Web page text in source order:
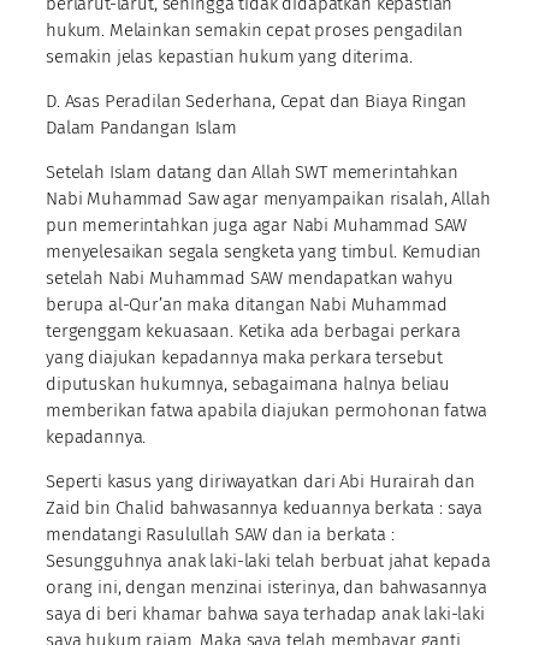
hukum. Melainkan semakin cepat proses pengadilan
semakin jelas kepastian hukum yang diterima.
D. Asas Peradilan Sederhana, Cepat dan Biaya Ringan
Dalam Pandangan Islam
Setelah Islam datang dan Allah SWT memerintahkan
Nabi Muhammad Saw agar menyampaikan risalah, Allah
pun memerintahkan juga agar Nabi Muhammad SAW
menyelesaikan segala sengketa yang timbul. Kemudian
setelah Nabi Muhammad SAW mendapatkan wahyu
berupa al-Qur’an maka ditangan Nabi Muhammad
tergenggam kekuasaan. Ketika ada berbagai perkara
yang diajukan kepadannya maka perkara tersebut
diputuskan hukumnya, sebagaimana halnya beliau
memberikan fatwa apabila diajukan permohonan fatwa
kepadannya.
Seperti kasus yang diriwayatkan dari Abi Hurairah dan
Zaid bin Chalid bahwasannya keduannya berkata : saya
mendatangi Rasulullah SAW dan ia berkata :
Sesungguhnya anak laki-laki telah berbuat jahat kepada
orang ini, dengan menzinai isterinya, dan bahwasannya
saya di beri khamar bahwa saya terhadap anak laki-laki